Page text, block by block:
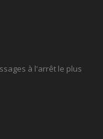
à l'arrêt le plus